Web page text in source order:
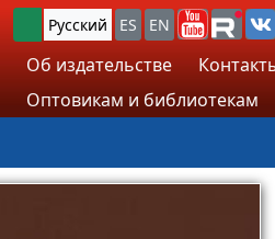
Русский ES EN
Об издательстве
Оптовикам и библиотекам